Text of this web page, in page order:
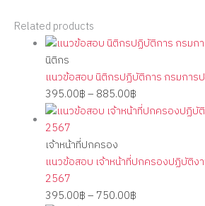
Related products
นิติกร
แนวข้อสอบ นิติกรปฏิบัติการ กรมการ
395.00฿– 885.00฿
เจ้าหน้าที่ปกครอง
แนวข้อสอบ เจ้าหน้าที่ปกครองปฏิบัติง
2567
395.00฿– 750.00฿